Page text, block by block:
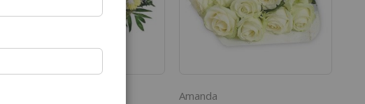
Amanda